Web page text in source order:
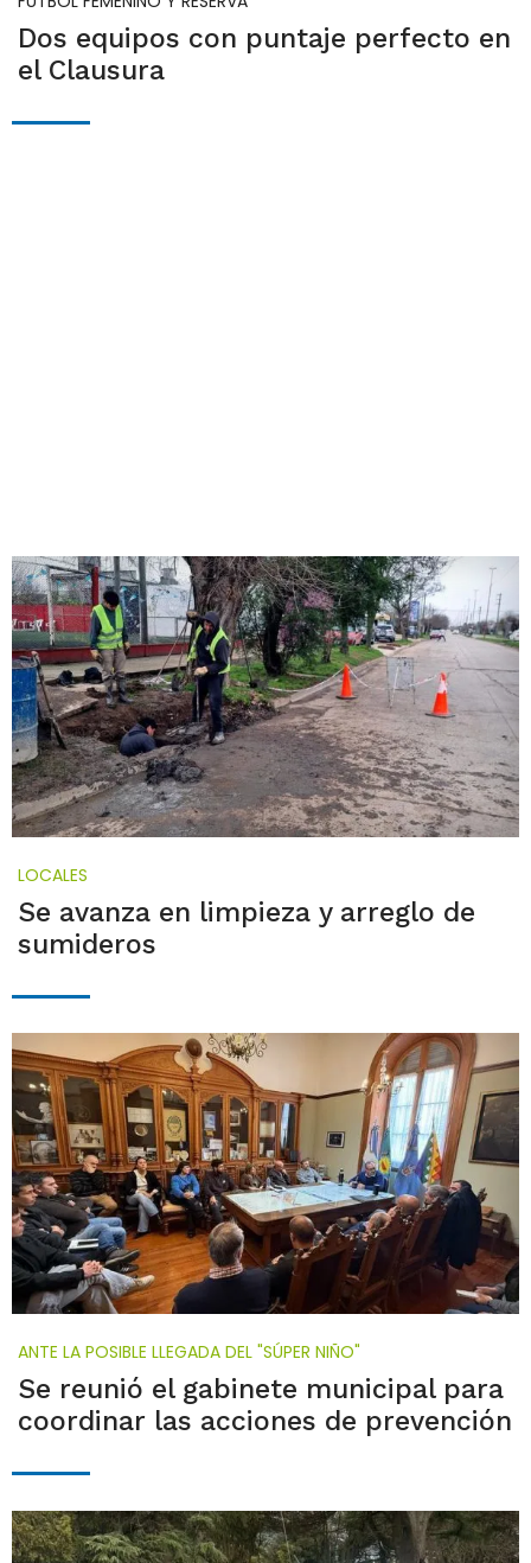
Dos equipos con puntaje perfecto en
el Clausura
LOCALES
Se avanza en limpieza y arreglo de
sumideros
ANTE LA POSIBLE LLEGADA DEL "SÚPER NIÑO"
Se reunió el gabinete municipal para
coordinar las acciones de prevención